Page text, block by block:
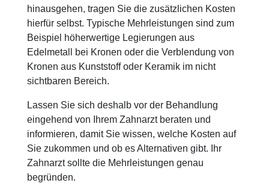
hinausgehen, tragen Sie die zusätzlichen Kosten
hierfür selbst. Typische Mehrleistungen sind zum
Beispiel höherwertige Legierungen aus
Edelmetall bei Kronen oder die Verblendung von
Kronen aus Kunststoff oder Keramik im nicht
sichtbaren Bereich.
Lassen Sie sich deshalb vor der Behandlung
eingehend von Ihrem Zahnarzt beraten und
informieren, damit Sie wissen, welche Kosten auf
Sie zukommen und ob es Alternativen gibt. Ihr
Zahnarzt sollte die Mehrleistungen genau
begründen.